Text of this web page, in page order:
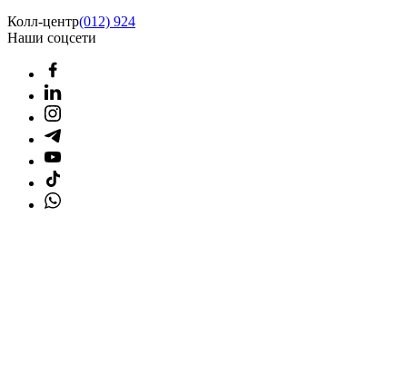
Колл-центр(012) 924
Наши соцсети